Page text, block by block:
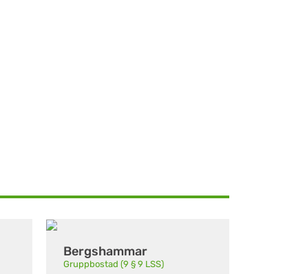
Bergshammar
Gruppbostad (9 § 9 LSS)